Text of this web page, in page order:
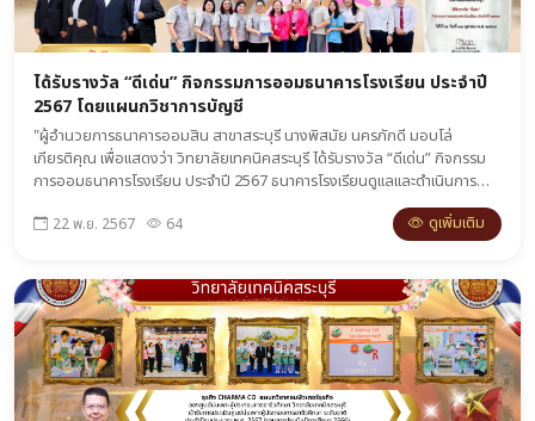
ได้รับรางวัล “ดีเด่น” กิจกรรมการออมธนาคารโรงเรียน ประจำปี
2567 โดยแผนกวิชาการบัญชี
"ผู้อำนวยการธนาคารออมสิน สาขาสระบุรี นางพิสมัย นครภักดี มอบโล่
เกียรติคุณ เพื่อแสดงว่า วิทยาลัยเทคนิคสระบุรี ได้รับรางวัล “ดีเด่น” กิจกรรม
การออมธนาคารโรงเรียน ประจำปี 2567 ธนาคารโรงเรียนดูแลและดำเนินการ
22 พ.ย. 2567 64 ดูเพิ่มเติม